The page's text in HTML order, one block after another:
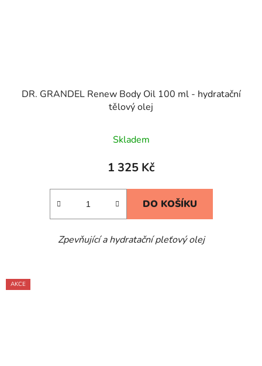
DR. GRANDEL Renew Body Oil 100 ml - hydratační
tělový olej
Skladem
1 325 Kč
DO KOŠÍKU
Zpevňující a hydratační pleťový olej
AKCE